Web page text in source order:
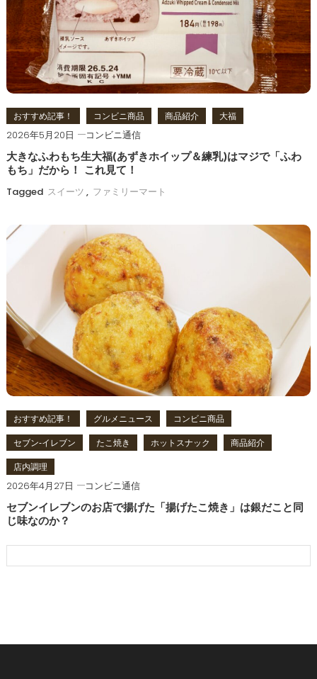
おすすめ記事！ コンビニ商品 商品紹介 大福
2026年5月20日 コンビニ通信
大きなふわもち生大福(あずきホイップ＆練乳)はマジで「ふわ
もち」だから！ これ見て！
Tagged スイーツ , ファミリーマート
おすすめ記事！ グルメニュース
コンビニ商品
セブン‐イレブン
たこ焼き ホットスナック
商品紹介
店内調理
2026年4月27日 コンビニ通信
セブンイレブンのお店で揚げた「揚げたこ焼き」は銀だこと同
じ味なのか？